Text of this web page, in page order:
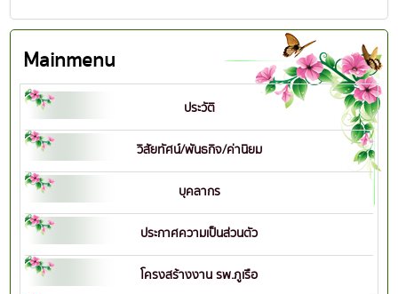
Mainmenu
ประวัติ
วิสัยทัศน์/พันธกิจ/ค่านิยม
บุคลากร
ประกาศความเป็นส่วนตัว
โครงสร้างงาน รพ.ภูเรือ